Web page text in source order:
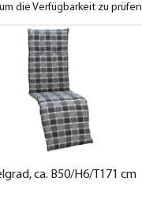
die Verfügbarkeit zu prüfen
ca. B50/H6/T171 cm